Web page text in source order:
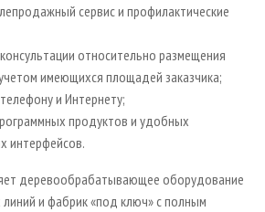
сервис и профилактические
относительно размещения
имеющихся площадей заказчика;
и Интернету;
продуктов и удобных
интерфейсов.
деревообрабатывающее оборудование
и фабрик «под ключ» с полным